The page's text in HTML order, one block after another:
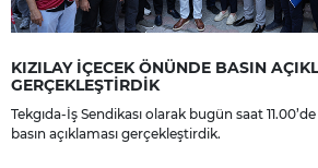
KIZILAY İÇECEK ÖNÜNDE BASIN
GERÇEKLEŞTİRDİK
Tekgıda-İş Sendikası olarak bugün saat
basın açıklaması gerçekleştirdik.